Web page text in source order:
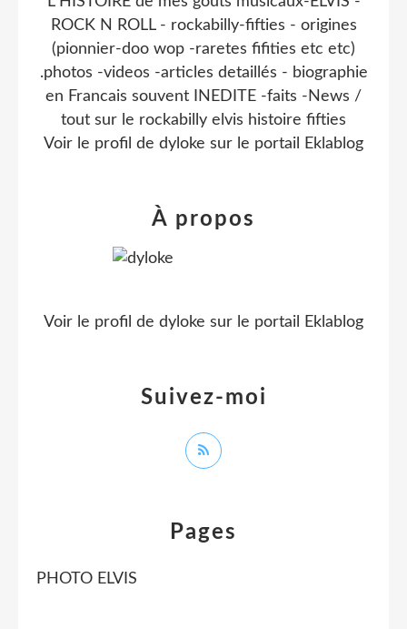
Pages
PHOTO ELVIS
ROCK N ROLL - rockabilly-fifties - origines
(pionnier-doo wop -raretes fifities etc etc)
.photos -videos -articles detaillés - biographie
en Francais souvent INEDITE -faits -News /
tout sur le rockabilly elvis histoire fifties
Voir le profil de dyloke sur le portail Eklablog
Suivez-moi
À propos
Voir le profil de dyloke sur le portail Eklablog